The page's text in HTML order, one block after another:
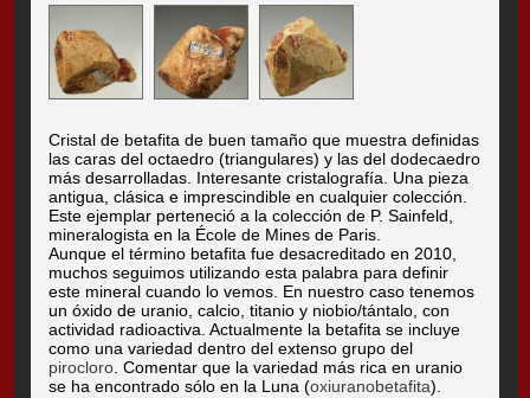
Cristal de betafita de buen tamaño que muestra definidas
las caras del octaedro (triangulares) y las del dodecaedro
más desarrolladas. Interesante cristalografía. Una pieza
antigua, clásica e imprescindible en cualquier colección.
Este ejemplar perteneció a la colección de P. Sainfeld,
mineralogista en la École de Mines de Paris.
Aunque el término betafita fue desacreditado en 2010,
muchos seguimos utilizando esta palabra para definir
este mineral cuando lo vemos. En nuestro caso tenemos
un óxido de uranio, calcio, titanio y niobio/tántalo, con
actividad radioactiva. Actualmente la betafita se incluye
como una variedad dentro del extenso grupo del
pirocloro. Comentar que la variedad más rica en uranio
se ha encontrado sólo en la Luna (oxiuranobetafita).